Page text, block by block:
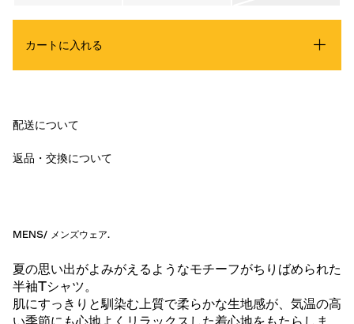
カートに入れる
配送について
返品・交換について
MENS/ メンズウェア.
夏の思い出がよみがえるようなモチーフがちりばめられた
半袖Tシャツ。
肌にすっきりと馴染む上質で柔らかな生地感が、気温の高